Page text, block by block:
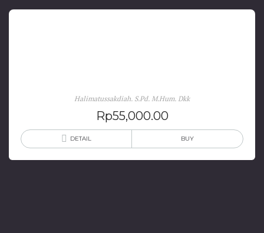
Halimatussakdiah. S.Pd. M.Hum. Dkk
Rp55,000.00
DETAIL BUY